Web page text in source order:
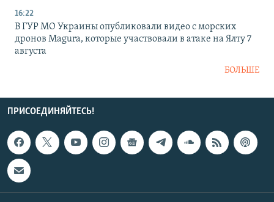
16:22
В ГУР МО Украины опубликовали видео с морских
дронов Magura, которые участвовали в атаке на Ялту 7
августа
БОЛЬШЕ
ПРИСОЕДИНЯЙТЕСЬ!